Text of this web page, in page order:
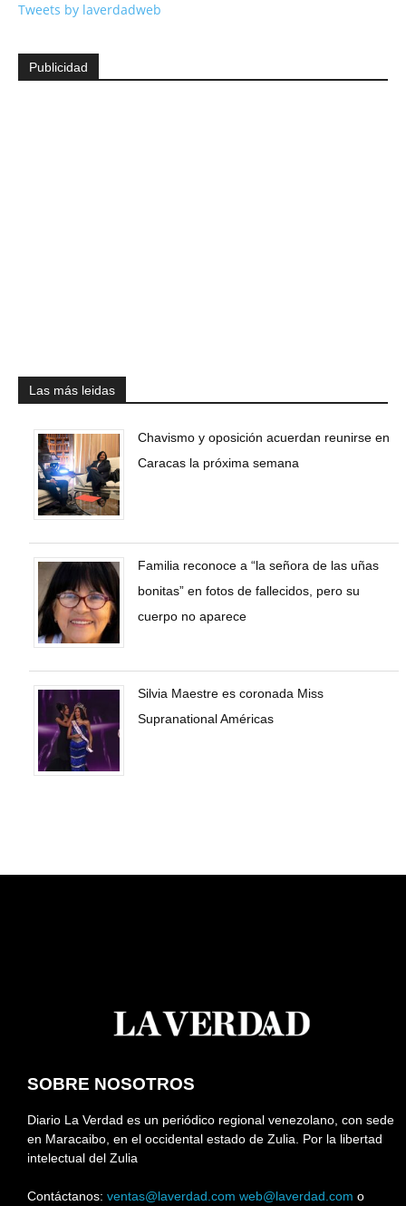
Tweets by laverdadweb
Publicidad
Las más leidas
Chavismo y oposición acuerdan reunirse en
Caracas la próxima semana
Familia reconoce a “la señora de las uñas
bonitas” en fotos de fallecidos, pero su
cuerpo no aparece
Silvia Maestre es coronada Miss
Supranational Américas
SOBRE NOSOTROS
Diario La Verdad es un periódico regional venezolano, con sede
en Maracaibo, en el occidental estado de Zulia. Por la libertad
intelectual del Zulia
Contáctanos: ventas@laverdad.com web@laverdad.com o